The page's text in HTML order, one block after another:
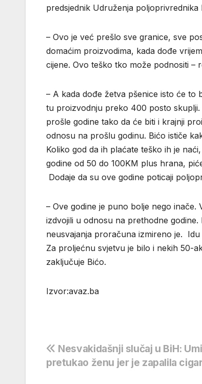
predsjednik Udruženja
– Ovo je već prešlo sve granice, sve
domaćim proizvodima, kada dođe
cijene. Ovo teško tko može podnositi –
– A kada dođe žetva pšenice isto će to
tu proizvodnju preko 400 posto skuplji.
prošle godine tako da će biti i krajnji
odnosu na prošlu godinu. Bićo ističe
Koliko god da ih plaćate teško ih je
godine od 50 do 100KM plus hrana,
Dodaje da su ove godine poticaji
– Ove godine je puno bolje nego
izdvojili u odnosu na prethodne
neusvajanja proračuna izmireno je.
Za proljećnu svjetvu je bilo i nekih 50-
zaključuje Bićo.
Izvor:avaz.ba
Navigacija
objava
Nesvakidašnji slučaj u BiH:
pretukao ženu jer je zapalila